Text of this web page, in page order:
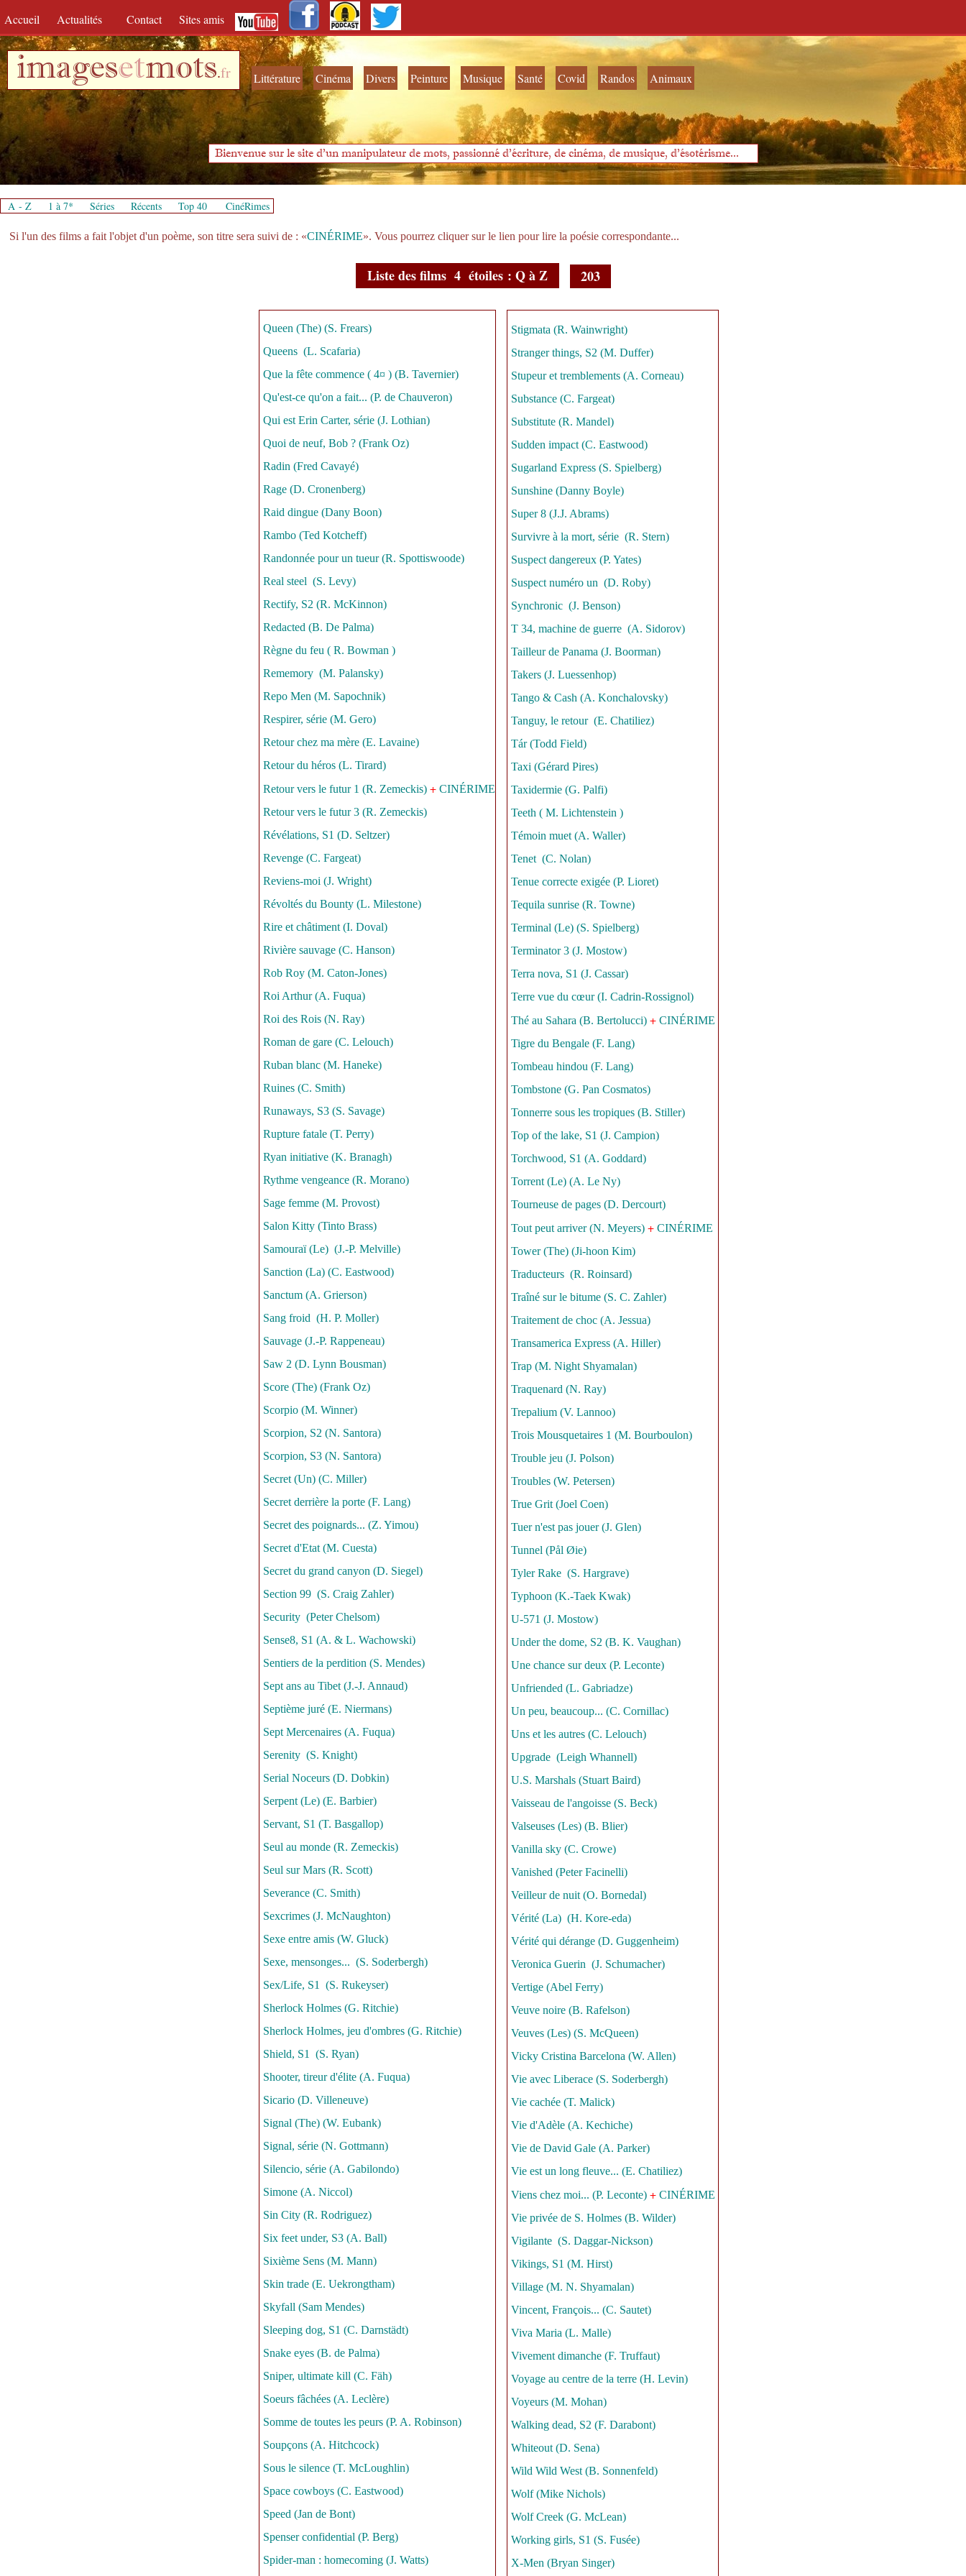
Accueil Actualités Contact Sites amis
imagesetmots.fr Littérature Cinéma Divers Peinture Musique Santé Covid Randos Animaux
Bienvenue sur le site d'un manipulateur de mots, passionné d'écriture, de cinéma, de musique, d'ésotérisme...
A - Z 1 à 7* Séries Récents Top 40 CinéRimes
Si l'un des films a fait l'objet d'un poème, son titre sera suivi de : «CINÉRIME». Vous pourrez cliquer sur le lien pour lire la poésie correspondante...
Liste des films 4 étoiles : Q à Z 203
Queen (The) (S. Frears)
Queens (L. Scafaria)
Que la fête commence ( 4¤ ) (B. Tavernier)
Qu'est-ce qu'on a fait... (P. de Chauveron)
Qui est Erin Carter, série (J. Lothian)
Quoi de neuf, Bob ? (Frank Oz)
Radin (Fred Cavayé)
Rage (D. Cronenberg)
Raid dingue (Dany Boon)
Rambo (Ted Kotcheff)
Randonnée pour un tueur (R. Spottiswoode)
Real steel (S. Levy)
Rectify, S2 (R. McKinnon)
Redacted (B. De Palma)
Règne du feu ( R. Bowman )
Rememory (M. Palansky)
Repo Men (M. Sapochnik)
Respirer, série (M. Gero)
Retour chez ma mère (E. Lavaine)
Retour du héros (L. Tirard)
Retour vers le futur 1 (R. Zemeckis) + CINÉRIME
Retour vers le futur 3 (R. Zemeckis)
Révélations, S1 (D. Seltzer)
Revenge (C. Fargeat)
Reviens-moi (J. Wright)
Révoltés du Bounty (L. Milestone)
Rire et châtiment (I. Doval)
Rivière sauvage (C. Hanson)
Rob Roy (M. Caton-Jones)
Roi Arthur (A. Fuqua)
Roi des Rois (N. Ray)
Roman de gare (C. Lelouch)
Ruban blanc (M. Haneke)
Ruines (C. Smith)
Runaways, S3 (S. Savage)
Rupture fatale (T. Perry)
Ryan initiative (K. Branagh)
Rythme vengeance (R. Morano)
Sage femme (M. Provost)
Salon Kitty (Tinto Brass)
Samouraï (Le) (J.-P. Melville)
Sanction (La) (C. Eastwood)
Sanctum (A. Grierson)
Sang froid (H. P. Moller)
Sauvage (J.-P. Rappeneau)
Saw 2 (D. Lynn Bousman)
Score (The) (Frank Oz)
Scorpio (M. Winner)
Scorpion, S2 (N. Santora)
Scorpion, S3 (N. Santora)
Secret (Un) (C. Miller)
Secret derrière la porte (F. Lang)
Secret des poignards... (Z. Yimou)
Secret d'Etat (M. Cuesta)
Secret du grand canyon (D. Siegel)
Section 99 (S. Craig Zahler)
Security (Peter Chelsom)
Sense8, S1 (A. & L. Wachowski)
Sentiers de la perdition (S. Mendes)
Sept ans au Tibet (J.-J. Annaud)
Septième juré (E. Niermans)
Sept Mercenaires (A. Fuqua)
Serenity (S. Knight)
Serial Noceurs (D. Dobkin)
Serpent (Le) (E. Barbier)
Servant, S1 (T. Basgallop)
Seul au monde (R. Zemeckis)
Seul sur Mars (R. Scott)
Severance (C. Smith)
Sexcrimes (J. McNaughton)
Sexe entre amis (W. Gluck)
Sexe, mensonges... (S. Soderbergh)
Sex/Life, S1 (S. Rukeyser)
Sherlock Holmes (G. Ritchie)
Sherlock Holmes, jeu d'ombres (G. Ritchie)
Shield, S1 (S. Ryan)
Shooter, tireur d'élite (A. Fuqua)
Sicario (D. Villeneuve)
Signal (The) (W. Eubank)
Signal, série (N. Gottmann)
Silencio, série (A. Gabilondo)
Simone (A. Niccol)
Sin City (R. Rodriguez)
Six feet under, S3 (A. Ball)
Sixième Sens (M. Mann)
Skin trade (E. Uekrongtham)
Skyfall (Sam Mendes)
Sleeping dog, S1 (C. Darnstädt)
Snake eyes (B. de Palma)
Sniper, ultimate kill (C. Fäh)
Soeurs fâchées (A. Leclère)
Somme de toutes les peurs (P. A. Robinson)
Soupçons (A. Hitchcock)
Sous le silence (T. McLoughlin)
Space cowboys (C. Eastwood)
Speed (Jan de Bont)
Spenser confidential (P. Berg)
Spider-man : homecoming (J. Watts)
Stigmata (R. Wainwright)
Stranger things, S2 (M. Duffer)
Stupeur et tremblements (A. Corneau)
Substance (C. Fargeat)
Substitute (R. Mandel)
Sudden impact (C. Eastwood)
Sugarland Express (S. Spielberg)
Sunshine (Danny Boyle)
Super 8 (J.J. Abrams)
Survivre à la mort, série (R. Stern)
Suspect dangereux (P. Yates)
Suspect numéro un (D. Roby)
Synchronic (J. Benson)
T 34, machine de guerre (A. Sidorov)
Tailleur de Panama (J. Boorman)
Takers (J. Luessenhop)
Tango & Cash (A. Konchalovsky)
Tanguy, le retour (E. Chatiliez)
Tár (Todd Field)
Taxi (Gérard Pires)
Taxidermie (G. Palfi)
Teeth ( M. Lichtenstein )
Témoin muet (A. Waller)
Tenet (C. Nolan)
Tenue correcte exigée (P. Lioret)
Tequila sunrise (R. Towne)
Terminal (Le) (S. Spielberg)
Terminator 3 (J. Mostow)
Terra nova, S1 (J. Cassar)
Terre vue du cœur (I. Cadrin-Rossignol)
Thé au Sahara (B. Bertolucci) + CINÉRIME
Tigre du Bengale (F. Lang)
Tombeau hindou (F. Lang)
Tombstone (G. Pan Cosmatos)
Tonnerre sous les tropiques (B. Stiller)
Top of the lake, S1 (J. Campion)
Torchwood, S1 (A. Goddard)
Torrent (Le) (A. Le Ny)
Tourneuse de pages (D. Dercourt)
Tout peut arriver (N. Meyers) + CINÉRIME
Tower (The) (Ji-hoon Kim)
Traducteurs (R. Roinsard)
Traîné sur le bitume (S. C. Zahler)
Traitement de choc (A. Jessua)
Transamerica Express (A. Hiller)
Trap (M. Night Shyamalan)
Traquenard (N. Ray)
Trepalium (V. Lannoo)
Trois Mousquetaires 1 (M. Bourboulon)
Trouble jeu (J. Polson)
Troubles (W. Petersen)
True Grit (Joel Coen)
Tuer n'est pas jouer (J. Glen)
Tunnel (Pål Øie)
Tyler Rake (S. Hargrave)
Typhoon (K.-Taek Kwak)
U-571 (J. Mostow)
Under the dome, S2 (B. K. Vaughan)
Une chance sur deux (P. Leconte)
Unfriended (L. Gabriadze)
Un peu, beaucoup... (C. Cornillac)
Uns et les autres (C. Lelouch)
Upgrade (Leigh Whannell)
U.S. Marshals (Stuart Baird)
Vaisseau de l'angoisse (S. Beck)
Valseuses (Les) (B. Blier)
Vanilla sky (C. Crowe)
Vanished (Peter Facinelli)
Veilleur de nuit (O. Bornedal)
Vérité (La) (H. Kore-eda)
Vérité qui dérange (D. Guggenheim)
Veronica Guerin (J. Schumacher)
Vertige (Abel Ferry)
Veuve noire (B. Rafelson)
Veuves (Les) (S. McQueen)
Vicky Cristina Barcelona (W. Allen)
Vie avec Liberace (S. Soderbergh)
Vie cachée (T. Malick)
Vie d'Adèle (A. Kechiche)
Vie de David Gale (A. Parker)
Vie est un long fleuve... (E. Chatiliez)
Viens chez moi... (P. Leconte) + CINÉRIME
Vie privée de S. Holmes (B. Wilder)
Vigilante (S. Daggar-Nickson)
Vikings, S1 (M. Hirst)
Village (M. N. Shyamalan)
Vincent, François... (C. Sautet)
Viva Maria (L. Malle)
Vivement dimanche (F. Truffaut)
Voyage au centre de la terre (H. Levin)
Voyeurs (M. Mohan)
Walking dead, S2 (F. Darabont)
Whiteout (D. Sena)
Wild Wild West (B. Sonnenfeld)
Wolf (Mike Nichols)
Wolf Creek (G. McLean)
Working girls, S1 (S. Fusée)
X-Men (Bryan Singer)